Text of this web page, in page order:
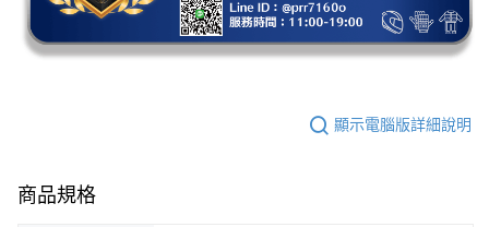
顯示電腦版詳細說明
商品規格